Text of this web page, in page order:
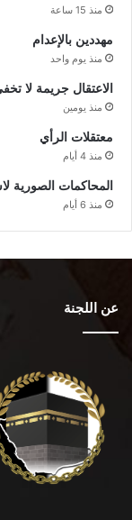
منذ 15 ساعة
مهددين بالإعدام
منذ يوم واحد
الاعتقال جريمة لا
منذ يومين
معتقلات الرأي
منذ 4 أيام
المحاكمات الصورية
منذ 6 أيام
عن اللجنة